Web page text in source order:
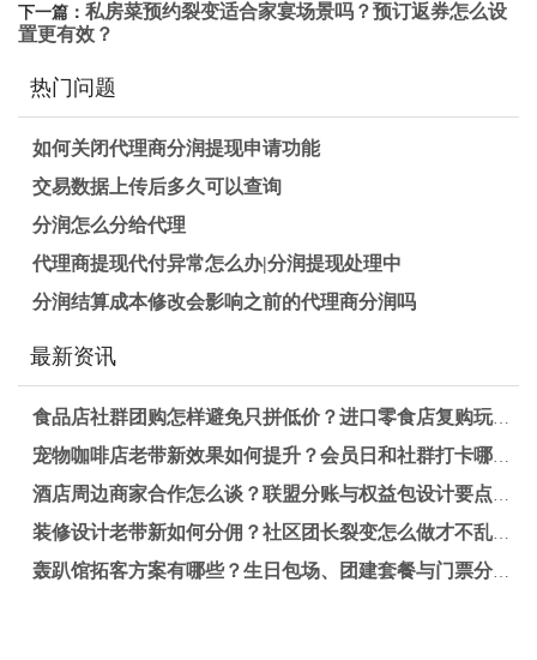
下一篇： 私房菜预约裂变适合家宴场景吗？预订返券怎么设
置更有效？
热门问题
如何关闭代理商分润提现申请功能
交易数据上传后多久可以查询
分润怎么分给代理
代理商提现代付异常怎么办|分润提现处理中
分润结算成本修改会影响之前的代理商分润吗
最新资讯
食品店社群团购怎样避免只拼低价？进口零食店复购玩法拆解
宠物咖啡店老带新效果如何提升？会员日和社群打卡哪种更适合长期锁客
酒店周边商家合作怎么谈？联盟分账与权益包设计要点解析
装修设计老带新如何分佣？社区团长裂变怎么做才不乱账？
轰趴馆拓客方案有哪些？生日包场、团建套餐与门票分销怎么做更有效